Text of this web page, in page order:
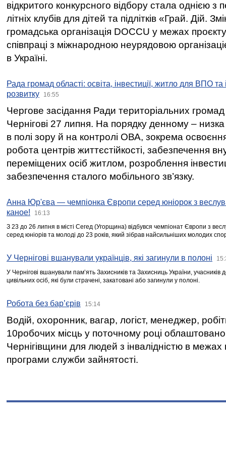
відкритого конкурсного відбору стала однією
літніх клубів для дітей та підлітків «Грай. Дій.
громадська організація DOCCU у межах
співпраці з міжнародною неурядовою
в Україні.
Рада громад області: освіта, інвестиції, житло для ВПО
розвитку
16:55
Чергове засідання Ради територіальних громад
Чернігові 27 липня. На порядку денному –
в полі зору й на контролі ОВА, зокрема освоєння
робота центрів життєстійкості, забезпечення
переміщених осіб житлом, розроблення
забезпечення сталого мобільного зв’язку.
Анна Юр'єва — чемпіонка Європи серед юніорок з
каное!
16:13
З 23 до 26 липня в місті Сегед (Угорщина) відбувся чемпіонат Європи з
серед юніорів та молоді до 23 років, який зібрав найсильніших молодих
У Чернігові вшанували українців, які загинули в полоні
У Чернігові вшанували пам’ять Захисників та Захисниць України,
цивільних осіб, які були страчені, закатовані або загинули у полоні.
Робота без бар’єрів 15:14
Водій, охоронник, вагар, логіст, менеджер,
10робочих місць у поточному році
Чернігівщини для людей з інвалідністю в межах
програми служби зайнятості.